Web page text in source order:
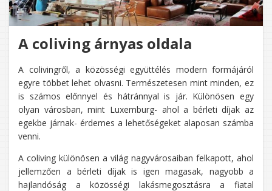
A coliving árnyas oldala
A colivingről, a közösségi együttélés modern formájáról
egyre többet lehet olvasni. Természetesen mint minden, ez
is számos előnnyel és hátránnyal is jár. Különösen egy
olyan városban, mint Luxemburg- ahol a bérleti díjak az
egekbe járnak- érdemes a lehetőségeket alaposan számba
venni.
A coliving különösen a világ nagyvárosaiban felkapott, ahol
jellemzően a bérleti díjak is igen magasak, nagyobb a
hajlandóság a közösségi lakásmegosztásra a fiatal